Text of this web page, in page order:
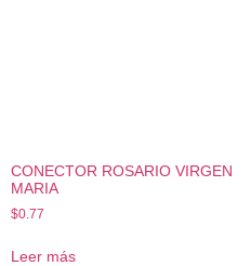
CONECTOR ROSARIO VIRGEN
MARIA
$0.77
Leer más